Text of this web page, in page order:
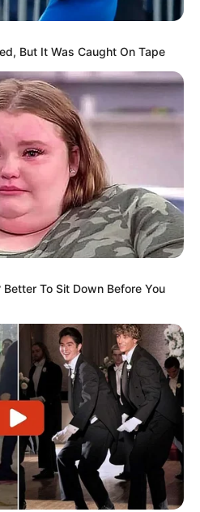
But It Was Caught On Tape
Better To Sit Down Before You